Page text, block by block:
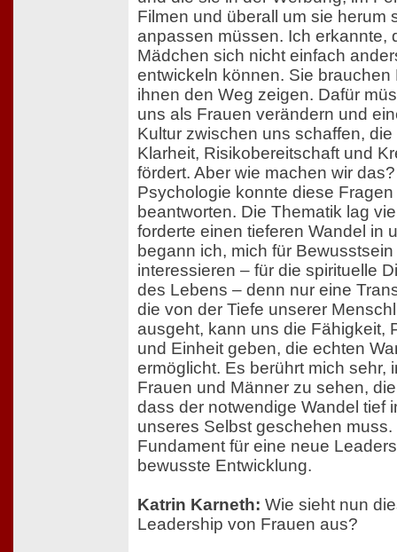
Filmen und überall um sie herum
anpassen müssen. Ich erkannte,
Mädchen sich nicht einfach
entwickeln können. Sie brauchen
ihnen den Weg zeigen. Dafür
uns als Frauen verändern und
Kultur zwischen uns schaffen, die
Klarheit, Risikobereitschaft und
fördert. Aber wie machen wir
Psychologie konnte diese Fragen
beantworten. Die Thematik lag
forderte einen tieferen Wandel in
begann ich, mich für
interessieren – für die spirituelle
des Lebens – denn nur eine
die von der Tiefe unserer
ausgeht, kann uns die Fähigkeit,
und Einheit geben, die echten
ermöglicht. Es berührt mich sehr,
Frauen und Männer zu sehen,
dass der notwendige Wandel tief
unseres Selbst geschehen muss.
Fundament für eine neue
bewusste Entwicklung.
Katrin Karneth: Wie sieht nun
Leadership von Frauen aus?